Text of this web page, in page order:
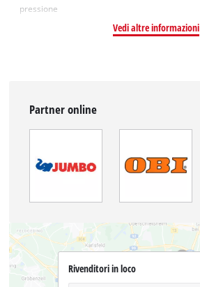
pressione
Vedi altre informazioni
Partner online
Rivenditori in loco